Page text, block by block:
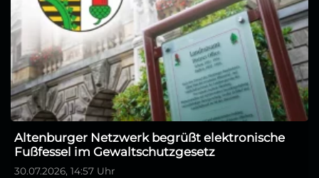
Altenburger Netzwerk begrüßt elektronische
Fußfessel im Gewaltschutzgesetz
30.07.2026, 14:57 Uhr